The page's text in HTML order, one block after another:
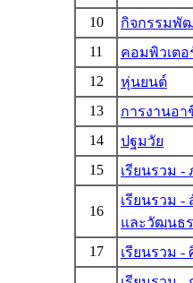
10
กิจกรรมพั
11
คอมพิวเตอ
12
หุ่นยนต์
13
การงานอา
14
ปฐมวัย
15
เรียนรวม -
16
เรียนรวม
และวัฒนธ
17
เรียนรวม -